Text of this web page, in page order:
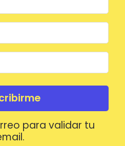
para validar tu